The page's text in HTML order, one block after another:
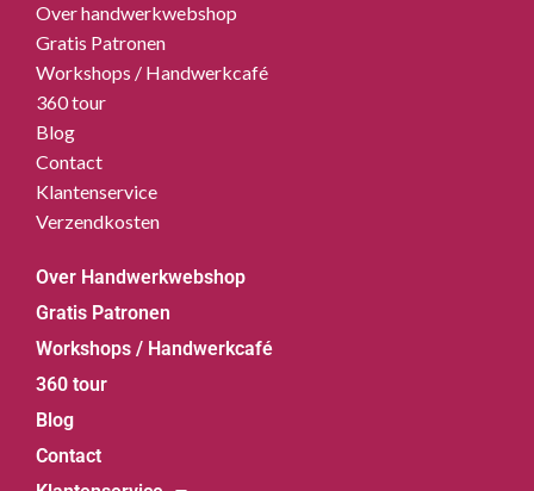
Over handwerkwebshop
Gratis Patronen
Workshops / Handwerkcafé
360 tour
Blog
Contact
Klantenservice
Verzendkosten
Over Handwerkwebshop
Gratis Patronen
Workshops / Handwerkcafé
360 tour
Blog
Contact